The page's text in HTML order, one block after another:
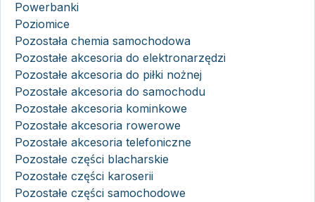
Powerbanki
Poziomice
Pozostała chemia samochodowa
Pozostałe akcesoria do elektronarzędzi
Pozostałe akcesoria do piłki nożnej
Pozostałe akcesoria do samochodu
Pozostałe akcesoria kominkowe
Pozostałe akcesoria rowerowe
Pozostałe akcesoria telefoniczne
Pozostałe części blacharskie
Pozostałe części karoserii
Pozostałe części samochodowe